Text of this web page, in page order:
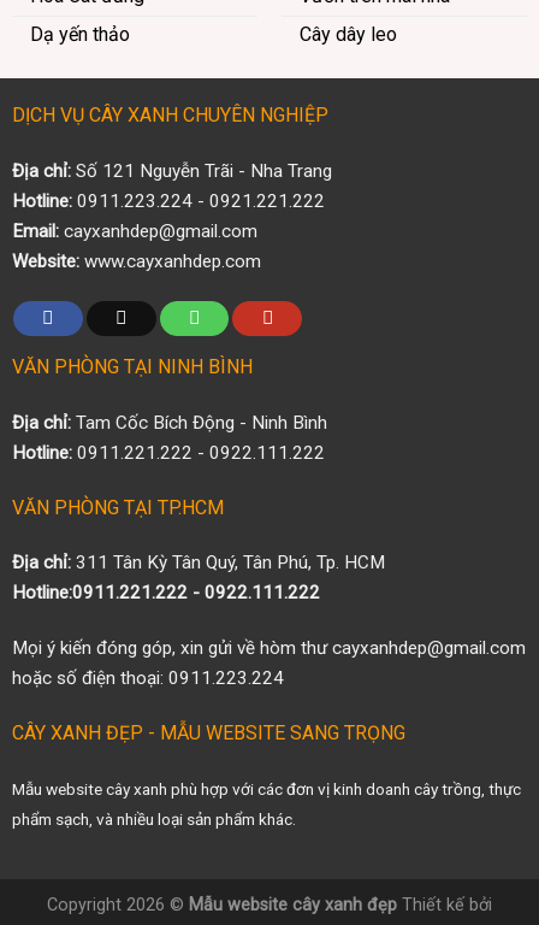
Dạ yến thảo
Cây dây leo
DỊCH VỤ CÂY XANH CHUYÊN NGHIỆP
Địa chỉ:Số 121 Nguyễn Trãi - Nha Trang
Hotline:0911.223.224 - 0921.221.222
Email:cayxanhdep@gmail.com
Website:www.cayxanhdep.com
VĂN PHÒNG TẠI NINH BÌNH
Địa chỉ:Tam Cốc Bích Động - Ninh Bình
Hotline:0911.221.222 - 0922.111.222
VĂN PHÒNG TẠI TP.HCM
Địa chỉ:311 Tân Kỳ Tân Quý, Tân Phú, Tp. HCM
Hotline:0911.221.222 - 0922.111.222
Mọi ý kiến đóng góp, xin gửi về hòm thư cayxanhdep@gmail.com
hoặc số điện thoại: 0911.223.224
CÂY XANH ĐẸP - MẪU WEBSITE SANG TRỌNG
Mẫu website cây xanh phù hợp với các đơn vị kinh doanh cây trồng, thực
phẩm sạch, và nhiều loại sản phẩm khác.
Copyright 2026 © Mẫu website cây xanh đẹp Thiết kế bởi